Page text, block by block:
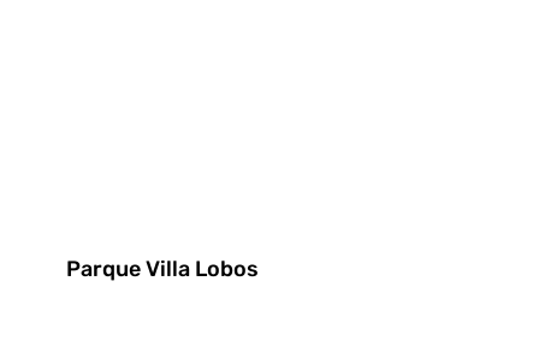
Parque Villa Lobos